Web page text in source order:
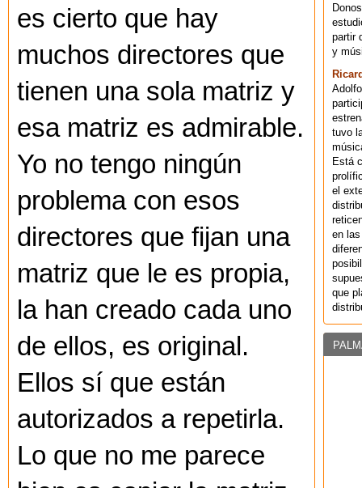
es cierto que hay
muchos directores que
tienen una sola matriz y
esa matriz es admirable.
Yo no tengo ningún
problema con esos
directores que fijan una
matriz que le es propia,
la han creado cada uno
de ellos, es original.
Ellos sí que están
autorizados a repetirla.
Lo que no me parece
partir
y
tuvo
Está
el
en
que